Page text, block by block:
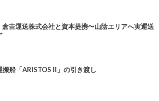
吉運送株式会社と資本提携〜山陰エリアへ実運送
搬船「ARISTOS II」の引き渡し